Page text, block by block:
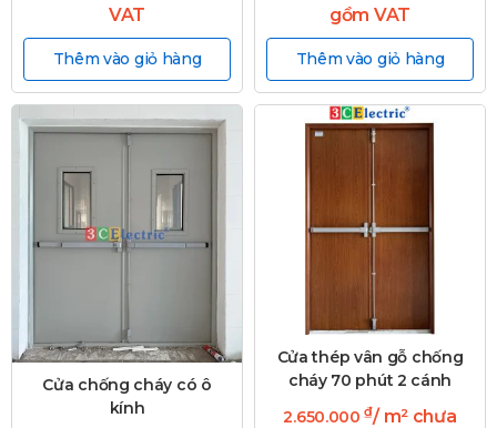
VAT
Thêm vào giỏ hàng
gồm VAT
Thêm vào giỏ hàng
Cửa chống cháy có ô
kính
Cửa thép vân gỗ chống
cháy 70 phút 2 cánh
2.650.000₫/ m² chưa